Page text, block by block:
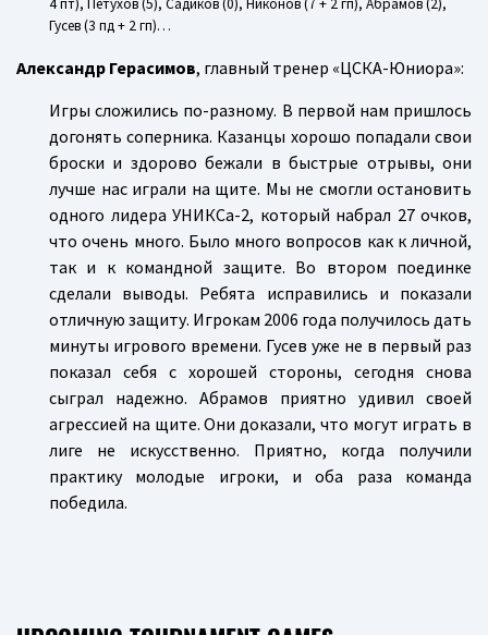
4 пт), Петухов (5), Садиков (0), Никонов (7 + 2 гп), Абрамов (2),
Гусев (3 пд + 2 гп)…
Александр Герасимов, главный тренер «ЦСКА-Юниора»:
Игры сложились по-разному. В первой нам пришлось
догонять соперника. Казанцы хорошо попадали свои
броски и здорово бежали в быстрые отрывы, они
лучше нас играли на щите. Мы не смогли остановить
одного лидера УНИКСа-2, который набрал 27 очков,
что очень много. Было много вопросов как к личной,
так и к командной защите. Во втором поединке
сделали выводы. Ребята исправились и показали
отличную защиту. Игрокам 2006 года получилось дать
минуты игрового времени. Гусев уже не в первый раз
показал себя с хорошей стороны, сегодня снова
сыграл надежно. Абрамов приятно удивил своей
агрессией на щите. Они доказали, что могут играть в
лиге не искусственно. Приятно, когда получили
практику молодые игроки, и оба раза команда
победила.